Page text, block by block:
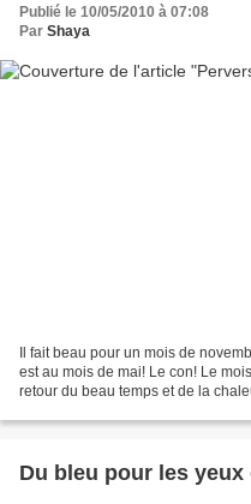
Publié le 10/05/2010 à 07:08
Par Shaya
Il fait beau pour un mois de
est au mois de mai! Le con! Le
retour du beau temps et de la
Du bleu pour les